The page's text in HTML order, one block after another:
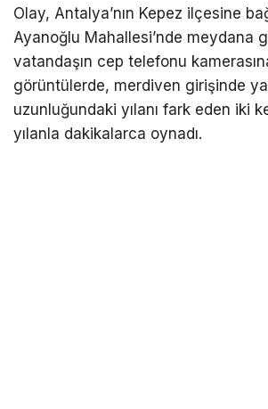
Olay, Antalya’nın Kepez ilçesine
Ayanoğlu Mahallesi’nde meydana
vatandaşın cep telefonu
görüntülerde, merdiven girişinde
uzunluğundaki yılanı fark eden iki
yılanla dakikalarca oynadı.